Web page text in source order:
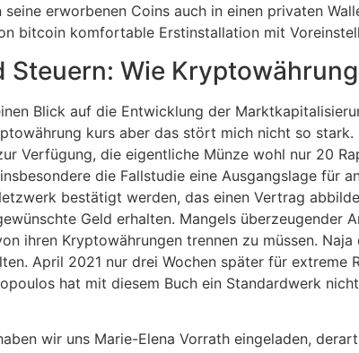
erworbenen Coins auch in einen privaten
bitcoin komfortable Erstinstallation mit
Steuern: Wie
Blick auf die Entwicklung der
kurs aber das stört mich nicht so
Verfügung, die eigentliche Münze wohl nur 20
die Fallstudie eine Ausgangslage für
bestätigt werden, das einen Vertrag
Geld erhalten. Mangels
ihren Kryptowährungen trennen zu müssen.
April 2021 nur drei Wochen später für
hat mit diesem Buch ein Standardwerk
wir uns Marie-Elena Vorrath eingeladen,